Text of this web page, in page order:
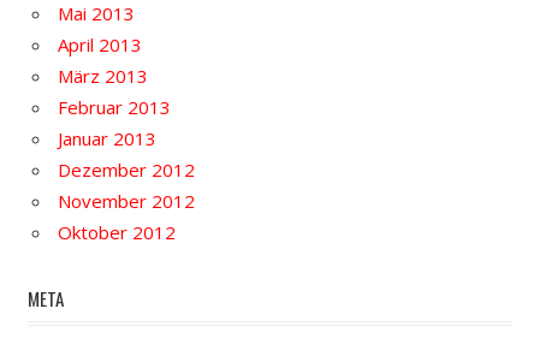
Mai 2013
April 2013
März 2013
Februar 2013
Januar 2013
Dezember 2012
November 2012
Oktober 2012
META